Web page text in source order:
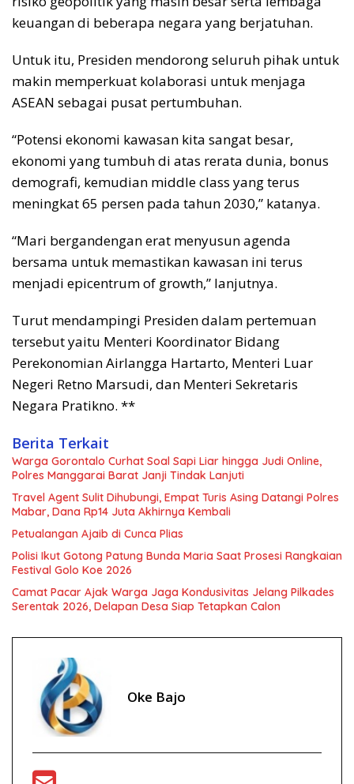
keuangan di beberapa negara yang berjatuhan.
Untuk itu, Presiden mendorong seluruh pihak untuk
makin memperkuat kolaborasi untuk menjaga
ASEAN sebagai pusat pertumbuhan.
“Potensi ekonomi kawasan kita sangat besar,
ekonomi yang tumbuh di atas rerata dunia, bonus
demografi, kemudian middle class yang terus
meningkat 65 persen pada tahun 2030,” katanya.
“Mari bergandengan erat menyusun agenda
bersama untuk memastikan kawasan ini terus
menjadi epicentrum of growth,” lanjutnya.
Turut mendampingi Presiden dalam pertemuan
tersebut yaitu Menteri Koordinator Bidang
Perekonomian Airlangga Hartarto, Menteri Luar
Negeri Retno Marsudi, dan Menteri Sekretaris
Negara Pratikno. **
Berita Terkait
Warga Gorontalo Curhat Soal Sapi Liar hingga Judi Online,
Polres Manggarai Barat Janji Tindak Lanjuti
Travel Agent Sulit Dihubungi, Empat Turis Asing Datangi Polres
Mabar, Dana Rp14 Juta Akhirnya Kembali
Petualangan Ajaib di Cunca Plias
Polisi Ikut Gotong Patung Bunda Maria Saat Prosesi Rangkaian
Festival Golo Koe 2026
Camat Pacar Ajak Warga Jaga Kondusivitas Jelang Pilkades
Serentak 2026, Delapan Desa Siap Tetapkan Calon
Oke Bajo